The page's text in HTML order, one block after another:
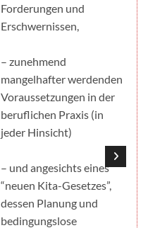
Forderungen und
Erschwernissen,
– zunehmend
mangelhafter werdenden
Voraussetzungen in der
beruflichen Praxis (in
jeder Hinsicht)
– und angesichts eines
“neuen Kita-Gesetzes”,
dessen Planung und
bedingungslose